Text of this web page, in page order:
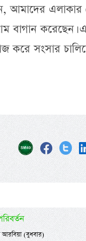
আমাদের
করেছেন।
করে সংসার
(বুধবার)